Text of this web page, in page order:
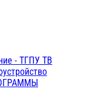
- ТГПУ ТВ